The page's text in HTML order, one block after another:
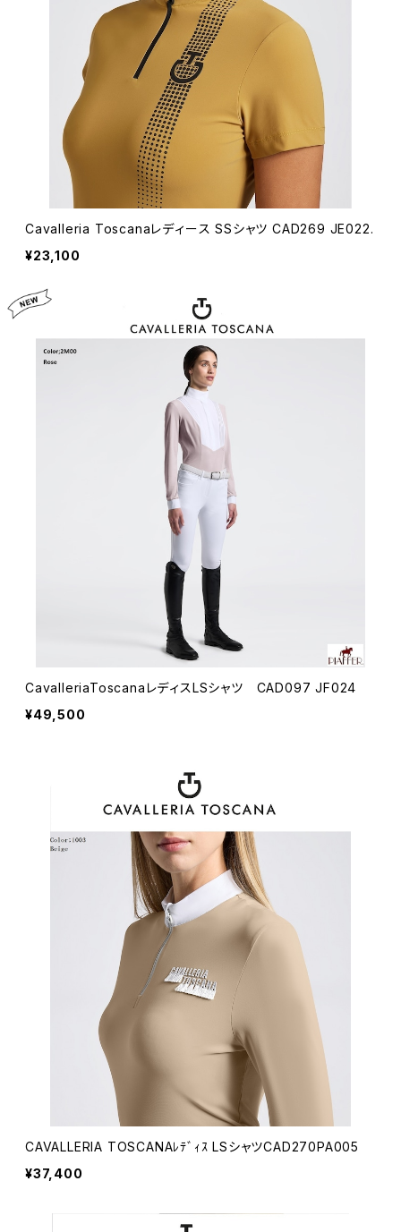
Cavalleria Toscanaレディース SSシャツ CAD269 JE022.
¥23,100
CavalleriaToscanaレディスLSシャツ CAD097 JF024
¥49,500
CAVALLERIA TOSCANAﾚﾃﾞｨｽ LSシャツCAD270PA005
¥37,400